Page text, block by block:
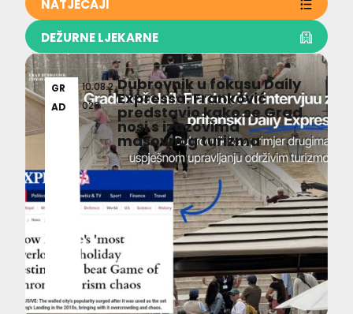
NATJEČAJI
DEŽURNE LJEKARNE
GR
AD
10.08.2
026
Dubrovnik u fokusu Daily
Expressa: Franković
predstavio kako se Grad
nosi s izazovima
masovnog turizma